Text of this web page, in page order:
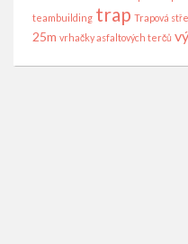
teambuilding trap Trapová
25m vrhačky asfaltových terčů